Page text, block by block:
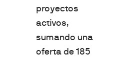
proyectos
activos,
sumando una
oferta de 185